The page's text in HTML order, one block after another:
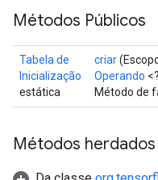
Métodos Públicos
Tabela de
Inicialização
estática
criar
Operando
Método de
Métodos herdados